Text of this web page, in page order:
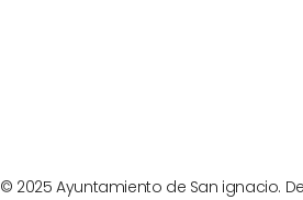
© 2025 Ayuntamiento de San ignacio.